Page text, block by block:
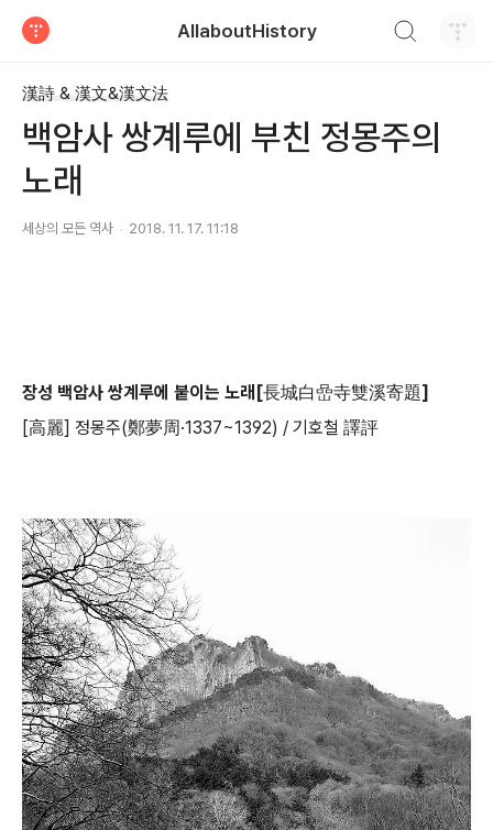
AllaboutHistory
漢詩 & 漢文&漢文法
백암사 쌍계루에 부친 정몽주의
노래
세상의 모든 역사 2018. 11. 17. 11:18
장성 백암사 쌍계루에 붙이는 노래[長城白嵒寺雙溪寄題]
[高麗] 정몽주(鄭夢周·1337~1392) / 기호철 譯評